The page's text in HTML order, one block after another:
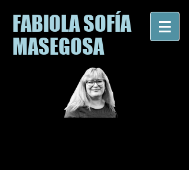
FABIOLA SOFÍA
MASEGOSA